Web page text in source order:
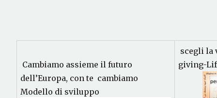
Cambiamo assieme il futuro
dell’Europa, con te cambiamo
Modello di sviluppo
scegli la
giving-